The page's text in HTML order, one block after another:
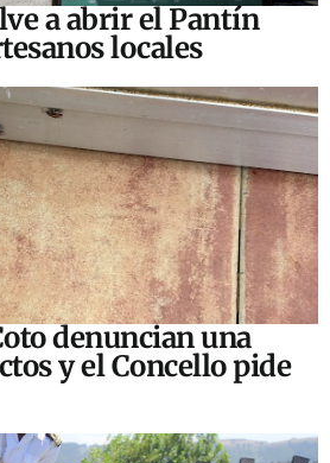
a abrir el Pantín
locales
denuncian una
y el Concello pide